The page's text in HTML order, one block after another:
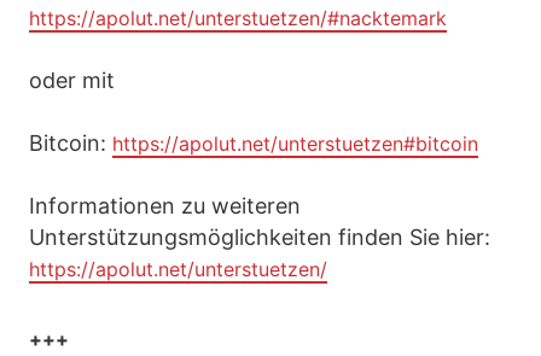
https://apolut.net/unterstuetzen/#nacktemark
oder mit
Bitcoin: https://apolut.net/unterstuetzen#bitcoin
Informationen zu weiteren
Unterstützungsmöglichkeiten finden Sie hier:
https://apolut.net/unterstuetzen/
+++